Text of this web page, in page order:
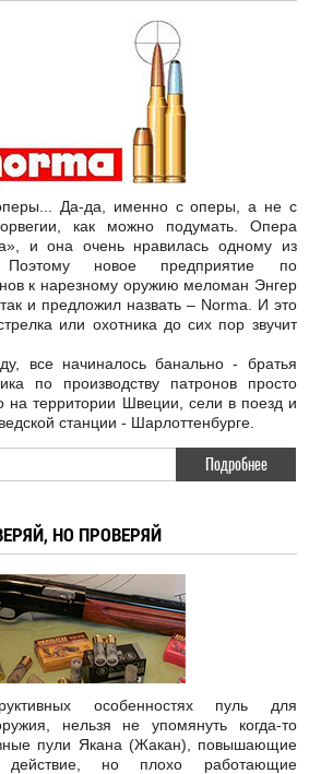
Да-да, именно с оперы, а не с
как можно подумать. Опера
и она очень нравилась одному из
новое предприятие по
к нарезному оружию меломан Энгер
и предложил назвать – Norma. И это
или охотника до сих пор звучит
все начиналось банально - братья
по производству патронов просто
на территории Швеции, сели в поезд и
станции - Шарлоттенбурге.
Подробнее
НО ПРОВЕРЯЙ
особенностях пуль для
нельзя не упомянуть когда-то
пули Якана (Жакан), повышающие
действие, но плохо работающие